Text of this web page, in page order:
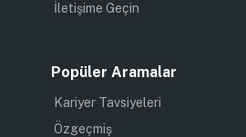
İletişime Geçin
Popüler Aramalar
Kariyer Tavsiyeleri
Özgeçmiş